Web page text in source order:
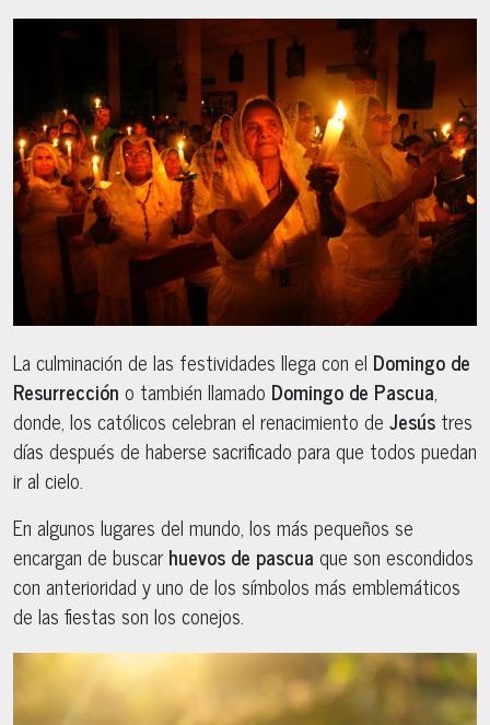
La culminación de las festividades llega con el Domingo de
Resurrección o también llamado Domingo de Pascua,
donde, los católicos celebran el renacimiento de Jesús tres
días después de haberse sacrificado para que todos puedan
ir al cielo.
En algunos lugares del mundo, los más pequeños se
encargan de buscarhuevos de pascua que son escondidos
con anterioridad y uno de los símbolos más emblemáticos
de las fiestas son los conejos.